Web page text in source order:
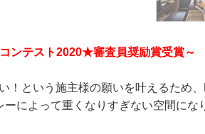
ンテスト2020★審査員奨励賞受賞～
！という施主様の願いを叶えるため
によって重くなりすぎない空間にな